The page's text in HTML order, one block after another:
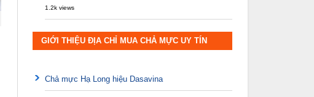
1.2k views
GIỚI THIỆU ĐỊA CHỈ MUA CHẢ MỰC UY TÍN
Chả mực Hạ Long hiệu Dasavina